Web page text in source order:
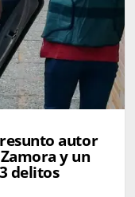
autor
y un
delitos